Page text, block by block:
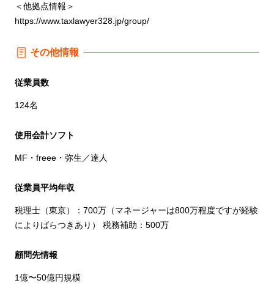
＜他拠点情報＞
https://www.taxlawyer328.jp/group/
その他情報
従業員数
124名
使用会計ソフト
MF・freee・弥生／達人
従業員平均年収
税理士（東京）：700万（マネージャーは800万程度ですが経験
によりばらつきあり） 税務補助：500万
顧問先情報
1億〜50億円規模